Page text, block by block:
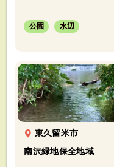
公園 水辺
東久留米市
南沢緑地保全地域